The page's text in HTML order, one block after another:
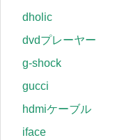
dholic
dvdプレーヤー
g-shock
gucci
hdmiケーブル
iface